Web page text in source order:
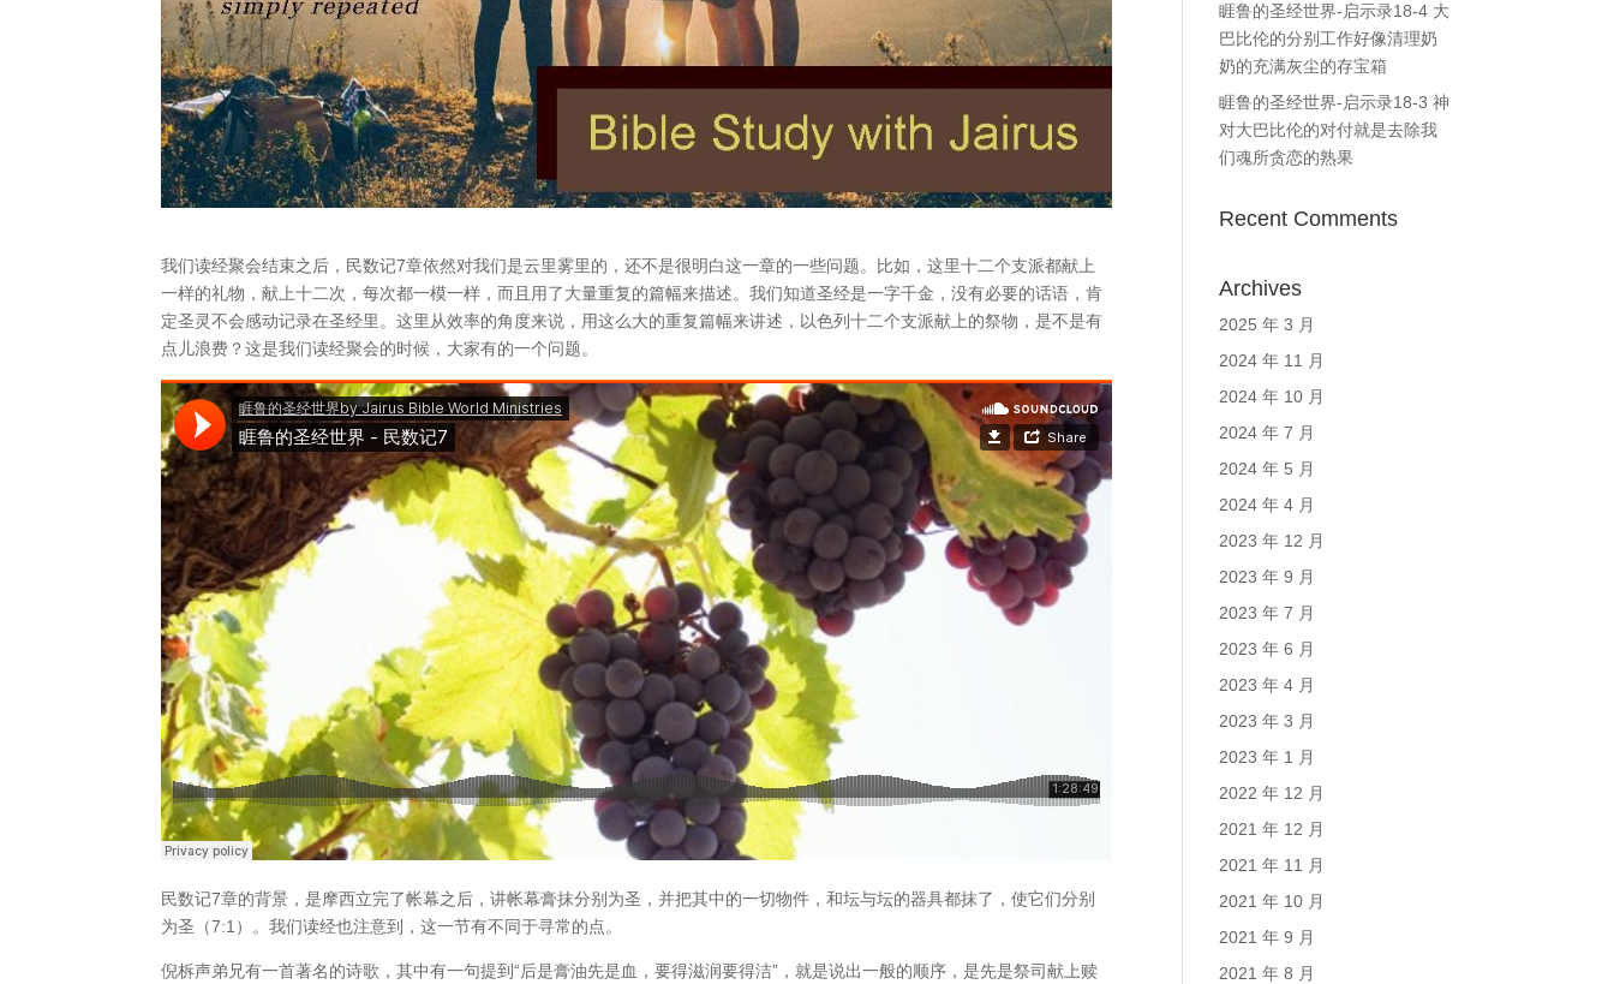
我们读经聚会结束之后，民数记7章依然对我们是云里雾里的，还不是很明白这一章的一些问题。比如，这里十二个支派都献上
一样的礼物，献上十二次，每次都一模一样，而且用了大量重复的篇幅来描述。我们知道圣经是一字千金，没有必要的话语，肯
定圣灵不会感动记录在圣经里。这里从效率的角度来说，用这么大的重复篇幅来讲述，以色列十二个支派献上的祭物，是不是有
点儿浪费？这是我们读经聚会的时候，大家有的一个问题。
民数记7章的背景，是摩西立完了帐幕之后，讲帐幕膏抹分别为圣，并把其中的一切物件，和坛与坛的器具都抹了，使它们分别
为圣（7:1）。我们读经也注意到，这一节有不同于寻常的点。
倪柝声弟兄有一首著名的诗歌，其中有一句提到“后是膏油先是血，要得滋润要得洁”，就是说出一般的顺序，是先是祭司献上赎
睚鲁的圣经世界-启示录18-4 大
巴比伦的分别工作好像清理奶
奶的充满灰尘的存宝箱
睚鲁的圣经世界-启示录18-3 神
对大巴比伦的对付就是去除我
们魂所贪恋的熟果
Recent Comments
Archives
2025 年 3 月
2024 年 11 月
2024 年 10 月
2024 年 7 月
2024 年 5 月
2024 年 4 月
2023 年 12 月
2023 年 9 月
2023 年 7 月
2023 年 6 月
2023 年 4 月
2023 年 3 月
2023 年 1 月
2022 年 12 月
2021 年 12 月
2021 年 11 月
2021 年 10 月
2021 年 9 月
2021 年 8 月